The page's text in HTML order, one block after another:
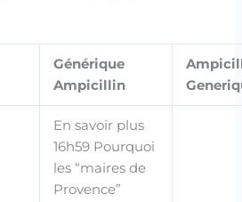
Générique
Ampicillin
En savoir plus
16h59 Pourquoi
les “maires de
Provence”